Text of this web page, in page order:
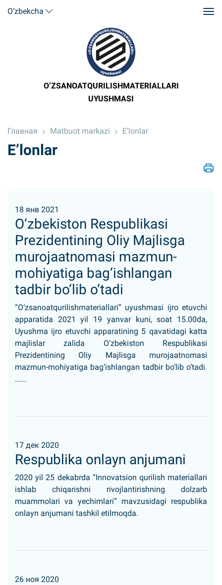
O’zbekcha
O’ZSANOATQURILISHMATERIALLARI
UYUSHMASI
Главная Matbuot markazi E’lonlar
E’lonlar
18 янв 2021
O‘zbekiston Respublikasi
Prezidentining Oliy Majlisga
murojaatnomasi mazmun-
mohiyatiga bag‘ishlangan
tadbir bo‘lib o‘tadi
“O‘zsanoatqurilishmateriallari” uyushmasi ijro etuvchi
apparatida 2021 yil 19 yanvar kuni, soat 15.00da,
Uyushma ijro etuvchi apparatining 5 qavatidagi katta
majlislar zalida O‘zbekiston Respublikasi
Prezidentining Oliy Majlisga murojaatnomasi
mazmun-mohiyatiga bag‘ishlangan tadbir bo‘lib o‘tadi.
......
17 дек 2020
Respublika onlayn anjumani
2020 yil 25 dekabrda “Innovatsion qurilish materiallari
ishlab chiqarishni rivojlantirishning dolzarb
muammolari va yechimlari” mavzusidagi respublika
onlayn anjumani tashkil etilmoqda.
26 ноя 2020